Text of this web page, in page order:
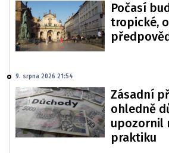
Počasí
tropické,
9. srpna 2026 21:54
Zásadní
ohledně
upozornil
praktiku